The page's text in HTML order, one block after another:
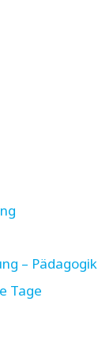
– Pädagogik
Tage